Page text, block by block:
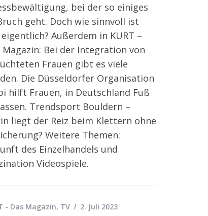
bei der so einiges
geht. Doch wie sinnvoll ist
Außerdem in KURT –
Magazin: Bei der Integration von
Frauen gibt es viele
Die Düsseldorfer Organisation
hilft Frauen, in Deutschland Fuß
Trendsport Bouldern –
liegt der Reiz beim Klettern ohne
Weitere Themen:
des Einzelhandels und
Videospiele.
- Das Magazin, TV 2. Juli 2023